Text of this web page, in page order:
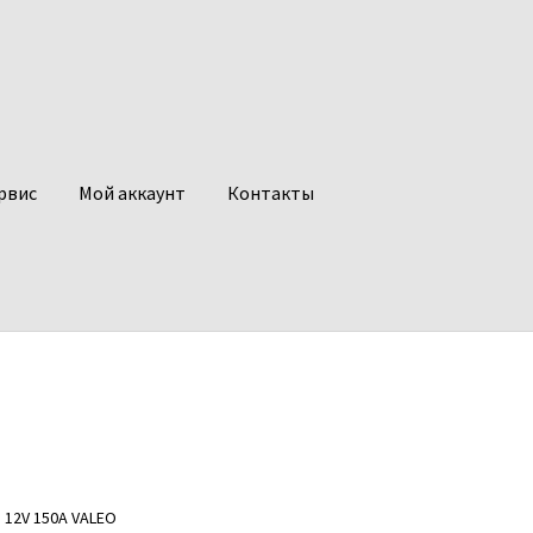
Мой аккаунт Контакты
150A VALEO